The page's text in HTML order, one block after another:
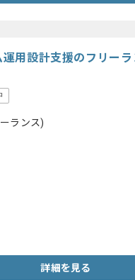
運用設計支援のフリー
ランス)
詳細を見る